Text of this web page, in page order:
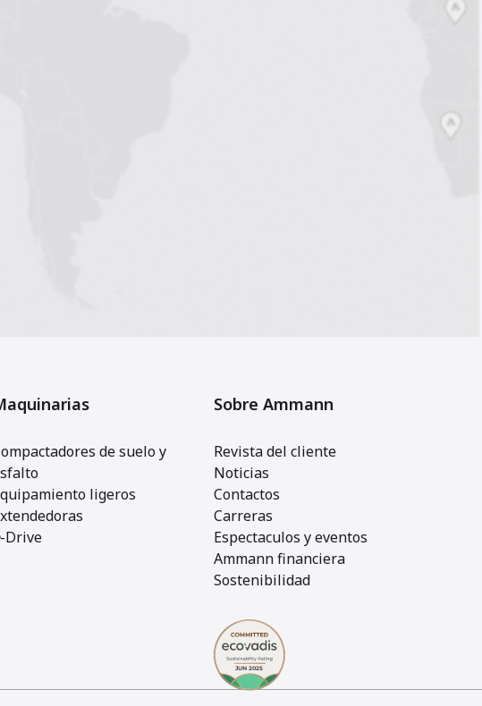
de suelo y
ligeros
-Drive
Sobre Ammann
Revista del cliente
Noticias
Contactos
Carreras
Espectaculos y eventos
Ammann financiera
Sostenibilidad